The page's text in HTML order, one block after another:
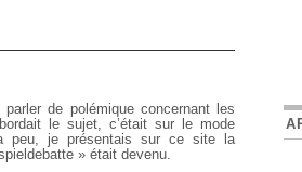
parler de polémique concernant les
le sujet, c’était sur le mode
peu, je présentais sur ce site la
» était devenu.